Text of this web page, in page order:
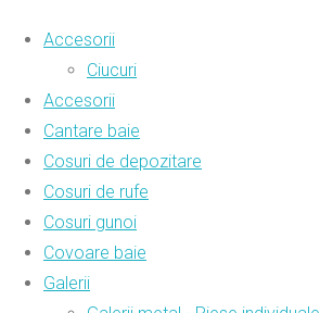
Accesorii
Ciucuri
Accesorii
Cantare baie
Cosuri de depozitare
Cosuri de rufe
Cosuri gunoi
Covoare baie
Galerii